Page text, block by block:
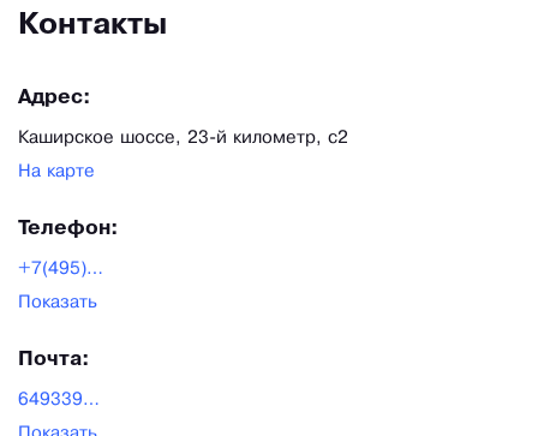
Контакты
Адрес:
Каширское шоссе, 23-й километр, с2
На карте
Телефон:
+7(495)649-02-16
Показать
Почта:
6493390@mail.ru